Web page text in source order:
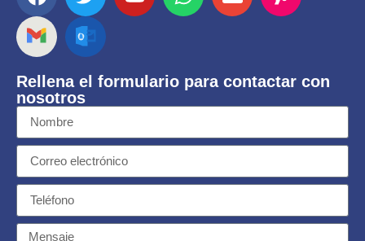
Rellena el formulario para contactar con
nosotros